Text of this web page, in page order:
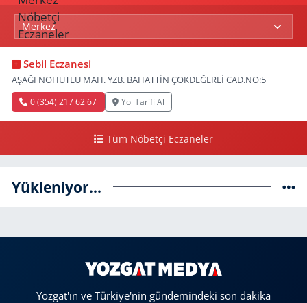
Sebil Eczanesi
AŞAĞI NOHUTLU MAH. YZB. BAHATTİN ÇOKDEĞERLİ CAD.NO:5
0 (354) 217 62 67 Yol Tarifi Al
Tüm Nöbetçi Eczaneler
Yükleniyor...
Yozgat'ın ve Türkiye'nin gündemindeki son dakika